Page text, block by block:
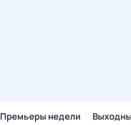
Премьеры недели